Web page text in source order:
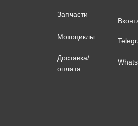
Доставка/
оплата
Мотоциклы
Запчасти